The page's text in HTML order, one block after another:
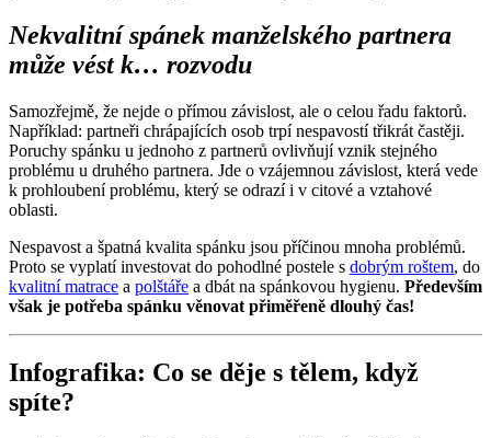
Nekvalitní spánek manželského partnera
může vést k… rozvodu
Samozřejmě, že nejde o přímou závislost, ale o celou řadu faktorů.
Například: partneři chrápajících osob trpí nespavostí třikrát častěji.
Poruchy spánku u jednoho z partnerů ovlivňují vznik stejného
problému u druhého partnera. Jde o vzájemnou závislost, která vede
k prohloubení problému, který se odrazí i v citové a vztahové
oblasti.
Nespavost a špatná kvalita spánku jsou příčinou mnoha problémů.
Proto se vyplatí investovat do pohodlné postele s dobrým roštem, do
kvalitní matrace a polštáře a dbát na spánkovou hygienu. Především
však je potřeba spánku věnovat přiměřeně dlouhý čas!
Infografika: Co se děje s tělem, když
spíte?